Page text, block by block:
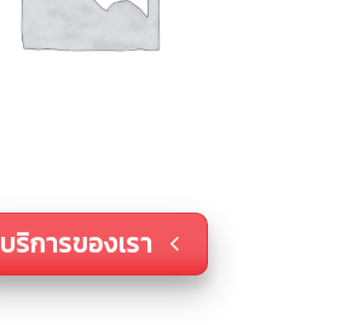
บริการของเรา